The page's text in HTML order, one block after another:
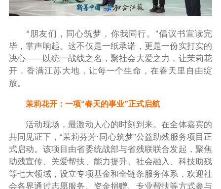
“朋友们，同心筑梦，你我同行。”倡议书宣读完
毕，掌声响起。这不仅是一纸承诺，更是一份实打实的
决心——以统一战线之名，聚社会大爱之力，让茉莉花
开，香满江苏大地，让每一个生命，在春天里自由绽
放。
茉莉花开：一项“春天的事业”正式启航
活动现场，最激动人心的时刻到来。在全体嘉宾的
共同见证下，“茉莉芬芳·同心筑梦”公益助残服务项目正
式启动。该项目由省委统战部与省残联联合发起，聚焦
助残宣传、关爱帮扶、能力提升、社会融入、科技助残
等七大领域，设立专项基金和全链条服务体系，欢迎社
会各界通过志愿服务、资金捐赠、专业帮扶等方式参与